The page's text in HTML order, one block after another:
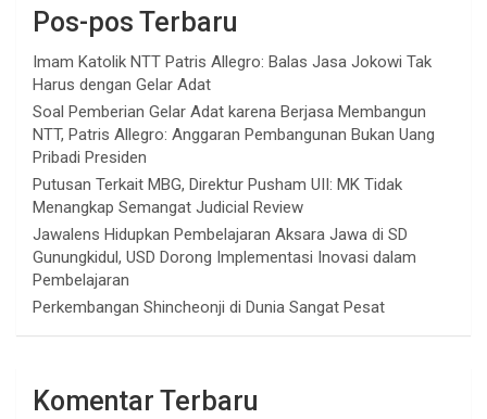
Pos-pos Terbaru
Imam Katolik NTT Patris Allegro: Balas Jasa Jokowi Tak
Harus dengan Gelar Adat
Soal Pemberian Gelar Adat karena Berjasa Membangun
NTT, Patris Allegro: Anggaran Pembangunan Bukan Uang
Pribadi Presiden
Putusan Terkait MBG, Direktur Pusham UII: MK Tidak
Menangkap Semangat Judicial Review
Jawalens Hidupkan Pembelajaran Aksara Jawa di SD
Gunungkidul, USD Dorong Implementasi Inovasi dalam
Pembelajaran
Perkembangan Shincheonji di Dunia Sangat Pesat
Komentar Terbaru